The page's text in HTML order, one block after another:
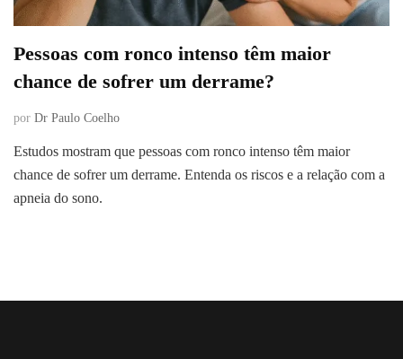
Pessoas com ronco intenso têm maior
chance de sofrer um derrame?
por Dr Paulo Coelho
Estudos mostram que pessoas com ronco intenso têm maior
chance de sofrer um derrame. Entenda os riscos e a relação com a
apneia do sono.